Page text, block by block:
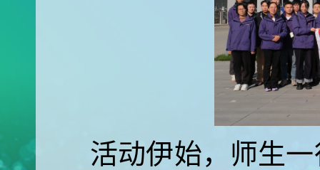
活动伊始，师生